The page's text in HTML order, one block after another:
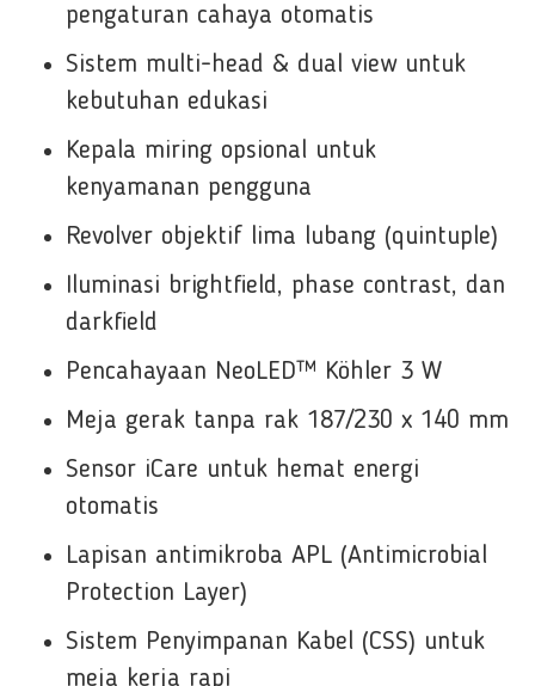
pengaturan cahaya otomatis
Sistem multi-head & dual view untuk
kebutuhan edukasi
Kepala miring opsional untuk
kenyamanan pengguna
Revolver objektif lima lubang (quintuple)
Iluminasi brightfield, phase contrast, dan
darkfield
Pencahayaan NeoLED™ Köhler 3 W
Meja gerak tanpa rak 187/230 x 140 mm
Sensor iCare untuk hemat energi
otomatis
Lapisan antimikroba APL (Antimicrobial
Protection Layer)
Sistem Penyimpanan Kabel (CSS) untuk
meja kerja rapi